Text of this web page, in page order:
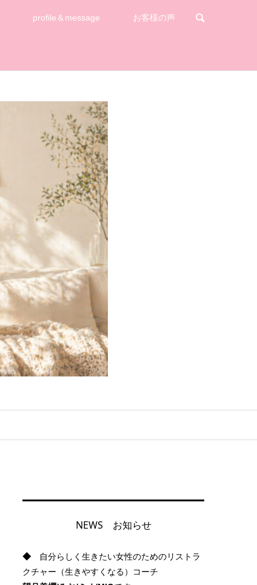
profile＆message お客様の声
NEWS お知らせ
◆
自分らしく生きたい女性のためのリストラ
クチャー（生きやすくなる）コーチ